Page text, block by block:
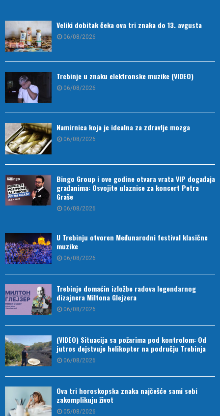
Veliki dobitak čeka ova tri znaka do 13. avgusta
06/08/2026
Trebinje u znaku elektronske muzike (VIDEO)
06/08/2026
Namirnica koja je idealna za zdravlje mozga
06/08/2026
Bingo Group i ove godine otvara vrata VIP događaja
građanima: Osvojite ulaznice za koncert Petra
Graše
06/08/2026
U Trebinju otvoren Međunarodni festival klasične
muzike
06/08/2026
Trebinje domaćin izložbe radova legendarnog
dizajnera Miltona Glejzera
06/08/2026
(VIDEO) Situacija sa požarima pod kontrolom: Od
jutros dejstvuje helikopter na području Trebinja
06/08/2026
Ova tri horoskopska znaka najčešće sami sebi
zakomplikuju život
05/08/2026